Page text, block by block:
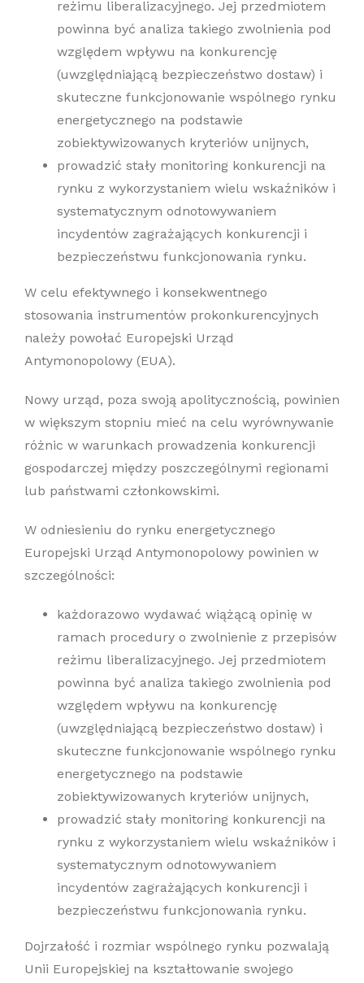
reżimu liberalizacyjnego. Jej przedmiotem
powinna być analiza takiego zwolnienia pod
względem wpływu na konkurencję
(uwzględniającą bezpieczeństwo dostaw) i
skuteczne funkcjonowanie wspólnego rynku
energetycznego na podstawie
zobiektywizowanych kryteriów unijnych,
prowadzić stały monitoring konkurencji na
rynku z wykorzystaniem wielu wskaźników i
systematycznym odnotowywaniem
incydentów zagrażających konkurencji i
bezpieczeństwu funkcjonowania rynku.
W celu efektywnego i konsekwentnego
stosowania instrumentów prokonkurencyjnych
należy powołać Europejski Urząd
Antymonopolowy (EUA).
Nowy urząd, poza swoją apolitycznością, powinien
w większym stopniu mieć na celu wyrównywanie
różnic w warunkach prowadzenia konkurencji
gospodarczej między poszczególnymi regionami
lub państwami członkowskimi.
W odniesieniu do rynku energetycznego
Europejski Urząd Antymonopolowy powinien w
szczególności:
każdorazowo wydawać wiążącą opinię w
ramach procedury o zwolnienie z przepisów
reżimu liberalizacyjnego. Jej przedmiotem
powinna być analiza takiego zwolnienia pod
względem wpływu na konkurencję
(uwzględniającą bezpieczeństwo dostaw) i
skuteczne funkcjonowanie wspólnego rynku
energetycznego na podstawie
zobiektywizowanych kryteriów unijnych,
prowadzić stały monitoring konkurencji na
rynku z wykorzystaniem wielu wskaźników i
systematycznym odnotowywaniem
incydentów zagrażających konkurencji i
bezpieczeństwu funkcjonowania rynku.
Dojrzałość i rozmiar wspólnego rynku pozwalają
Unii Europejskiej na kształtowanie swojego